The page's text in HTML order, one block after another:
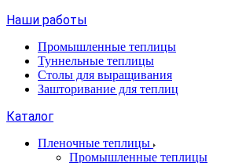
Наши работы
Промышленные теплицы
Туннельные теплицы
Столы для выращивания
Зашторивание для теплиц
Каталог
Пленочные теплицы
Промышленные теплицы